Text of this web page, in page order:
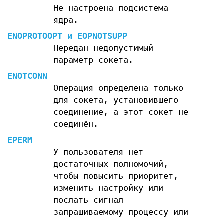
Не настроена подсистема
ядра.
ENOPROTOOPT и EOPNOTSUPP
Передан недопустимый
параметр сокета.
ENOTCONN
Операция определена только
для сокета, установившего
соединение, а этот сокет не
соединён.
EPERM
У пользователя нет
достаточных полномочий,
чтобы повысить приоритет,
изменить настройку или
послать сигнал
запрашиваемому процессу или